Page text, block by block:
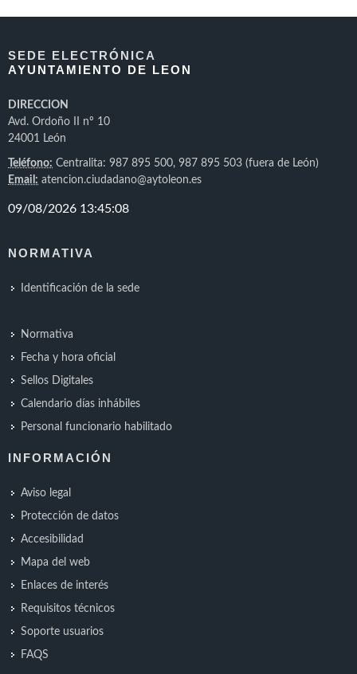
SEDE ELECTRÓNICA
AYUNTAMIENTO DE LEON
DIRECCION
Avd. Ordoño II nº 10
24001 León
Teléfono: Centralita: 987 895 500, 987 895 503 (fuera de León)
Email: atencion.ciudadano@aytoleon.es
NORMATIVA
Identificación de la sede
Normativa
Fecha y hora oficial
Sellos Digitales
Calendario días inhábiles
Personal funcionario habilitado
INFORMACIÓN
Aviso legal
Protección de datos
Accesibilidad
Mapa del web
Enlaces de interés
Requisitos técnicos
Soporte usuarios
FAQS